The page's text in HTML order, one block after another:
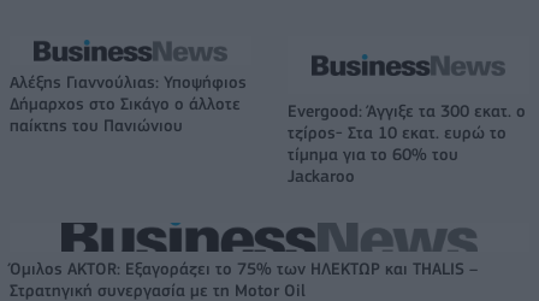
Αλέξης Γιαννούλιας: Υποψήφιος
Δήμαρχος στο Σικάγο ο άλλοτε
παίκτης του Πανιώνιου
Evergood: Άγγιξε τα 300 εκατ. ο
τζίρος- Στα 10 εκατ. ευρώ το
τίμημα για το 60% του
Jackaroo
Όμιλος AKTOR: Εξαγοράζει το 75% των ΗΛΕΚΤΩΡ και THALIS –
Στρατηγική συνεργασία με τη Motor Oil